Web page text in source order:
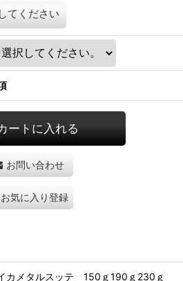
てください
ートに入れる
お問い合わせ
お気に入り登録
カメタルスッテ 150ｇ190ｇ230ｇ